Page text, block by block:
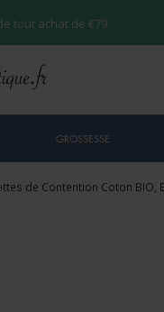
tout achat de €79
GROSSESSE
de Contention Coton BIO,